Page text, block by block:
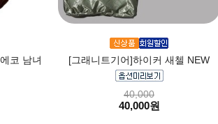
코 남녀
[그래니트기어]하이커 새첼 NEW
40,000
40,000원